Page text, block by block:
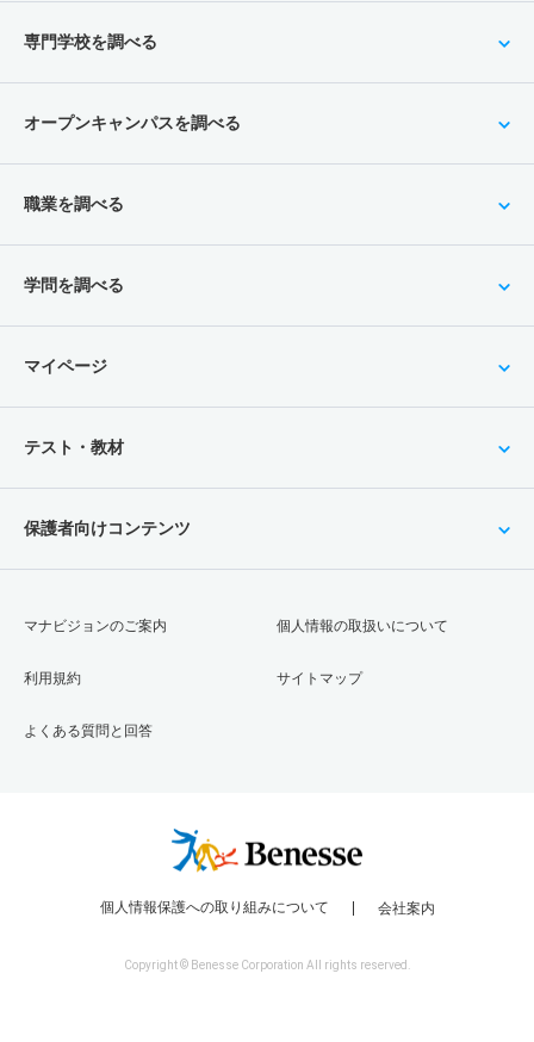
専門学校を調べる
オープンキャンパスを調べる
職業を調べる
学問を調べる
マイページ
テスト・教材
保護者向けコンテンツ
マナビジョンのご案内
利用規約
よくある質問と回答
個人情報の取扱いについて
サイトマップ
個人情報保護への取り組みについて 会社案内
Copyright © Benesse Corporation All rights reserved.